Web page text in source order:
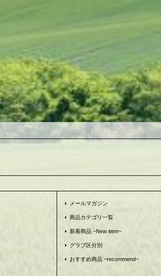
メールマガジン
商品カテゴリ一覧
新着商品 ~New item~
グラブ区分別
おすすめ商品 ~recommend~